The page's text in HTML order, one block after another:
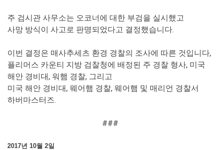
주 검시관 사무소는 오코너에 대한 부검을 실시했고
사망 방식이 사고로 판명되었다고 결정했습니다.
이번 결정은 매사추세츠 환경 경찰의 조사에 따른 것입니다,
플리머스 카운티 지방 검찰청에 배정된 주 경찰 형사, 미국
해안 경비대, 워햄 경찰, 그리고
미국 해안 경비대, 웨어햄 경찰, 웨어햄 및 매리언 경찰서
하버마스터즈.
###
2017년 10월 2일